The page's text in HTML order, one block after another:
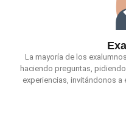
La mayoría de los
haciendo preguntas,
experiencias, invitándonos a